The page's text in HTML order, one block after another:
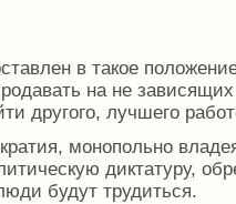
в такое
на не зависящих
другого, лучшего
монопольно
диктатуру,
будут трудиться.